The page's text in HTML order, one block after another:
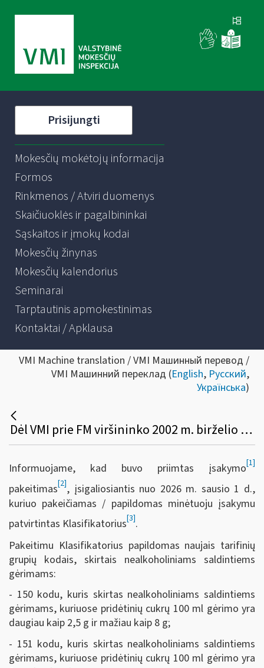
Prisijungti
Mokesčių mokėtojų informacija
Formos
Rinkmenos / Atviri duomenys
Skaičiuoklės ir pagalbininkai
Sąskaitos ir įmokų kodai
Mokesčių žinynas
Mokesčių kalendorius
Seminarai
Tarptautinis apmokestinimas
Kontaktai / Apklausa
VMI Machine translation / VMI Машинный перевод /
VMI Машинний переклад (English, Русский,
Українська)
Dėl VMI prie FM viršininko 2002 m. birželio 14 d. įsakymo Nr. 156 pakeitimo (nealkoholinių saldintų gėrimų ir gamtinių dujų tarifinių grupių kodai)
Informuojame, kad buvo priimtas įsakymo[1]
pakeitimas[2], įsigaliosiantis nuo 2026 m. sausio 1 d.,
kuriuo pakeičiamas / papildomas minėtuoju įsakymu
patvirtintas Klasifikatorius[3].
Pakeitimu Klasifikatorius papildomas naujais tarifinių
grupių kodais, skirtais nealkoholiniams saldintiems
gėrimams:
- 150 kodu, kuris skirtas nealkoholiniams saldintiems
gėrimams, kuriuose pridėtinių cukrų 100 ml gėrimo yra
daugiau kaip 2,5 g ir mažiau kaip 8 g;
- 151 kodu, kuris skirtas nealkoholiniams saldintiems
gėrimams, kuriuose pridėtinių cukrų 100 ml gėrimo yra